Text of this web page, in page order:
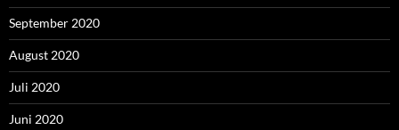
September 2020
August 2020
Juli 2020
Juni 2020